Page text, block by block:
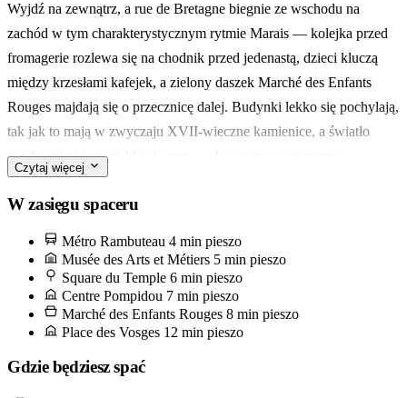
lunch na Marché des Enfants Rouges — najstarszy kryty targ w
Paryżu, wciąż najlepszy na spokojny wtorek.
Dla rodziny, pary ze znajomymi lub długiego weekendu we dwoje.
Samodzielne zameldowanie o dowolnej porze, l'équipe dostępna
przez wiadomość i ta wanna, do której wracasz.
Wyjdź na zewnątrz, a rue de Bretagne biegnie ze wschodu na
zachód w tym charakterystycznym rytmie Marais — kolejka przed
fromagerie rozlewa się na chodnik przed jedenastą, dzieci kluczą
między krzesłami kafejek, a zielony daszek Marché des Enfants
Rouges majdają się o przecznicę dalej. Budynki lekko się pochylają,
tak jak to mają w zwyczaju XVII-wieczne kamienice, a światło
między nimi jest miękkie i szare — do pewnego momentu.
Na poranek wybierz się do Café Charlot na rogu rue de Saintonge
październiku. Od lat jest to salon tej dzielnicy i wyjdziesz stamtąd
wiedząc, w którym kierunku ruszyć.
Czytaj więcej
W zasięgu spaceru
Métro Rambuteau 4 min pieszo
Musée des Arts et Métiers 5 min pieszo
Square du Temple 6 min pieszo
Centre Pompidou 7 min pieszo
Marché des Enfants Rouges 8 min pieszo
Place des Vosges 12 min pieszo
Gdzie będziesz spać